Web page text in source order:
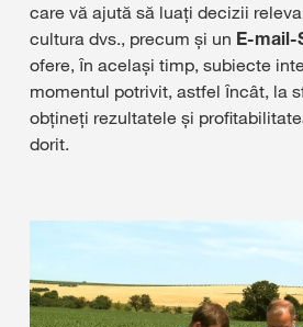
care vă ajută să luați decizii
cultura dvs., precum şi un E-mail-
ofere, ȋn acelaşi timp, subiecte
momentul potrivit, astfel ȋncât, la
obţineţi rezultatele şi
dorit.